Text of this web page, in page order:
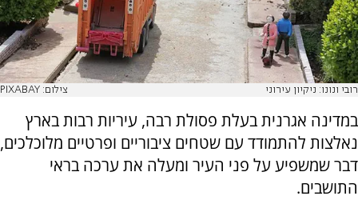
רובי ונונו: ניקיון עירוני צילום: PIXABAY
במדינה אגרנית בעלת פסולת רבה, עיריות רבות בארץ
נאלצות להתמודד עם שטחים ציבוריים ופרטיים מלוכלכים,
דבר שמשפיע על פני העיר ומעלה את ערכה בראי
התושבים.